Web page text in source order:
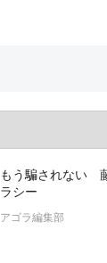
もう騙されない
ラシー
アゴラ編集部